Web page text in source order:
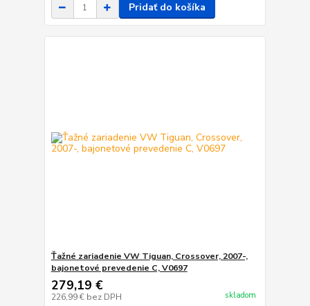
Pridať do košíka
Ťažné zariadenie VW Tiguan, Crossover, 2007-,
bajonetové prevedenie C, V0697
279,19 €
226,99 € bez DPH skladom